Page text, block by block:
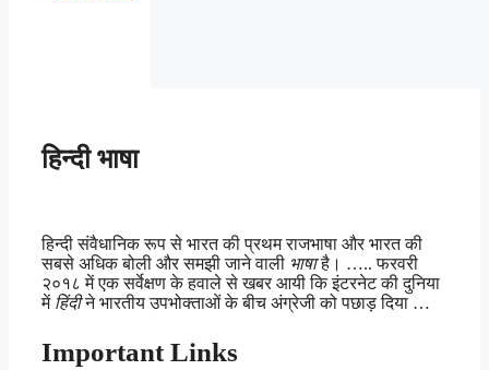
हिन्दी भाषा
हिन्दी संवैधानिक रूप से भारत की प्रथम राजभाषा और भारत की
सबसे अधिक बोली और समझी जाने वाली भाषाहै। ….. फरवरी
२०१८ में एक सर्वेक्षण के हवाले से खबर आयी कि इंटरनेट की दुनिया
में हिंदीने भारतीय उपभोक्ताओं के बीच अंग्रेजी को पछाड़ दिया …
Important Links